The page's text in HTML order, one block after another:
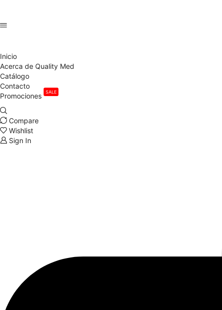
Inicio
Acerca de Quality Med
Catálogo
Contacto
Promociones
SALE
Compare
Wishlist
Sign In